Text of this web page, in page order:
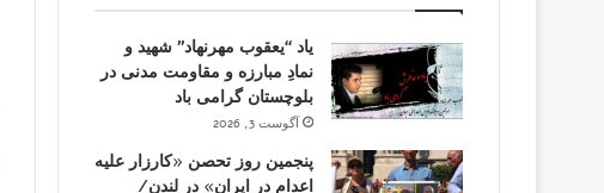
یاد “یعقوب مهرنهاد” شهید و
نمادِ مبارزه و مقاومت مدنی در
بلوچستان گرامی باد
آگوست 3, 2026
پنجمین روز تحصن «کارزار علیه
اعدام در ایران» در لندن/